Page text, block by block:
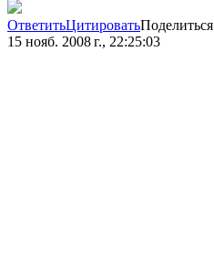
ОтветитьЦитироватьПоделиться
15 нояб. 2008 г., 22:25:03